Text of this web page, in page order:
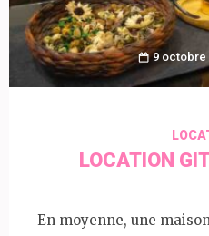
9 octobre
LOCATION
En moyenne, une